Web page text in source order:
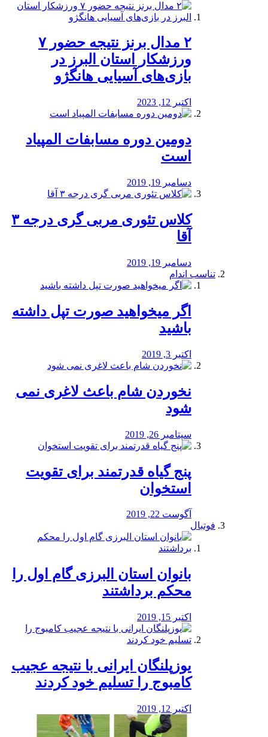
۲ مدال برنز نتیجه حضور ۷
ورزشکار استان البرز در
بازی‌های آسیایی هانگژو
اکتبر 12, 2023
دومین دوره مسابفات المپیاد
است
دسامبر 19, 2019
کلاس تئوری مربی گری درجه ۳
آقا
دسامبر 19, 2019
تناسب اندام
اگر میخواهید صورت تپل داشته
باشید
اکتبر 3, 2019
نخوردن شام باعث لاغری نمی
‌شود
سپتامبر 26, 2019
پنج گیاه قدرتمند برای تقویت
استخوان
آگوست 22, 2019
فوتبال
بانوان استان البرزی گام اول را
محكم برداشتند
اکتبر 15, 2019
یوزپلنگان ایرانی با نتیجه عجیب
کامبوج را تسلیم خود کردند
اکتبر 12, 2019